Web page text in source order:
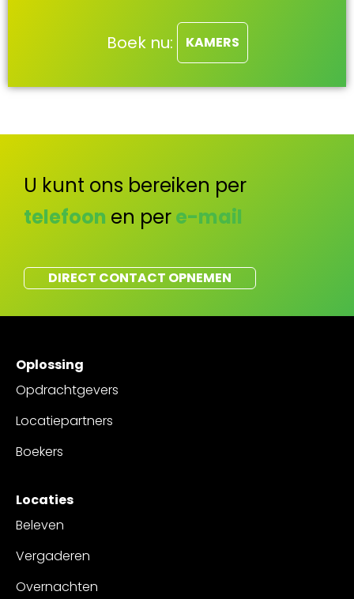
Boek nu: KAMERS
U kunt ons bereiken per
telefoon en pere-mail
DIRECT CONTACT OPNEMEN
Oplossing
Opdrachtgevers
Locatiepartners
Boekers
Locaties
Beleven
Vergaderen
Overnachten